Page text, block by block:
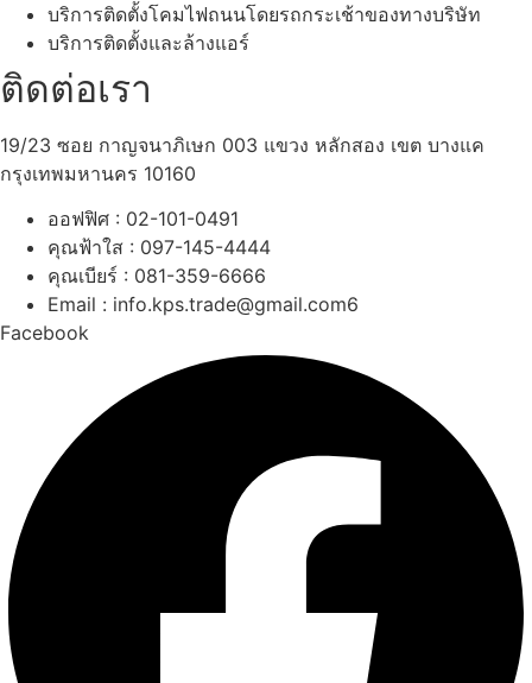
บริการติดตั้งโคมไฟถนนโดยรถกระเช้าของทางบริษัท
บริการติดตั้งและล้างแอร์
ติดต่อเรา
19/23 ซอย กาญจนาภิเษก 003 แขวง หลักสอง เขต บางแค
กรุงเทพมหานคร 10160
ออฟฟิศ : 02-101-0491
คุณฟ้าใส : 097-145-4444
คุณเบียร์ : 081-359-6666
Email : info.kps.trade@gmail.com6
Facebook